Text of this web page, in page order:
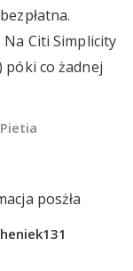
Na Citi Simplicity
póki co żadnej
Pietia
posżła
heniek131